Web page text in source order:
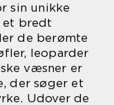
sin unikke
et bredt
de berømte
leoparder
væsner er
der søger et
Udover de